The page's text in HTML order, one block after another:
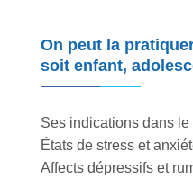
On peut la
soit enfant,
Ses indications dans
États de stress et
Affects dépressifs et